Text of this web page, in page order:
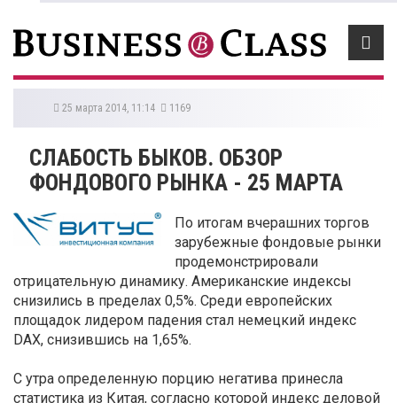
25 марта 2014, 11:14 1169
СЛАБОСТЬ БЫКОВ. ОБЗОР
ФОНДОВОГО РЫНКА - 25 МАРТА
По итогам вчерашних торгов
зарубежные фондовые рынки
продемонстрировали
отрицательную динамику. Американские индексы
снизились в пределах 0,5%. Среди европейских
площадок лидером падения стал немецкий индекс
DAX, снизившись на 1,65%.
С утра определенную порцию негатива принесла
статистика из Китая, согласно которой индекс деловой